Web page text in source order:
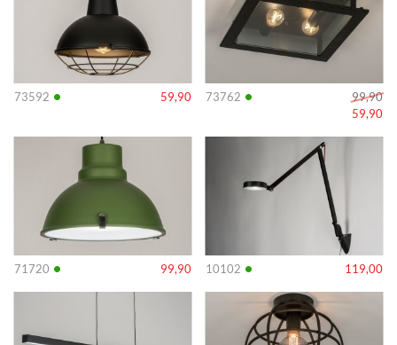
73592 • 59,90 73762 •
99,90
59,90
71720 • 99,90
Info
10102 • 119,00
Info
Info Info